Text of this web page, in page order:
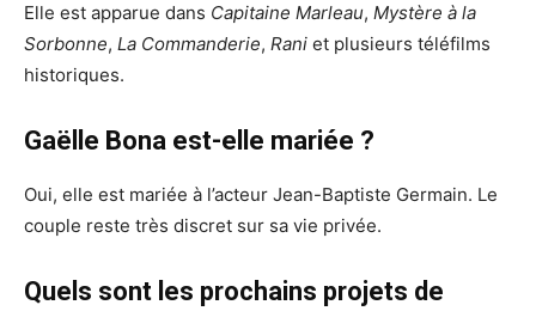
Elle est apparue dans Capitaine Marleau, Mystère à la
Sorbonne, La Commanderie, Rani et plusieurs téléfilms
historiques.
Gaëlle Bona est-elle mariée ?
Oui, elle est mariée à l’acteur Jean-Baptiste Germain. Le
couple reste très discret sur sa vie privée.
Quels sont les prochains projets de